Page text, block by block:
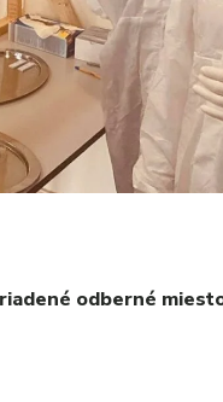
odberné